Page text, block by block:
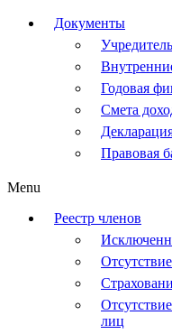
Документы
Годовая
Смета
Правовая
Menu
Реестр членов
лиц